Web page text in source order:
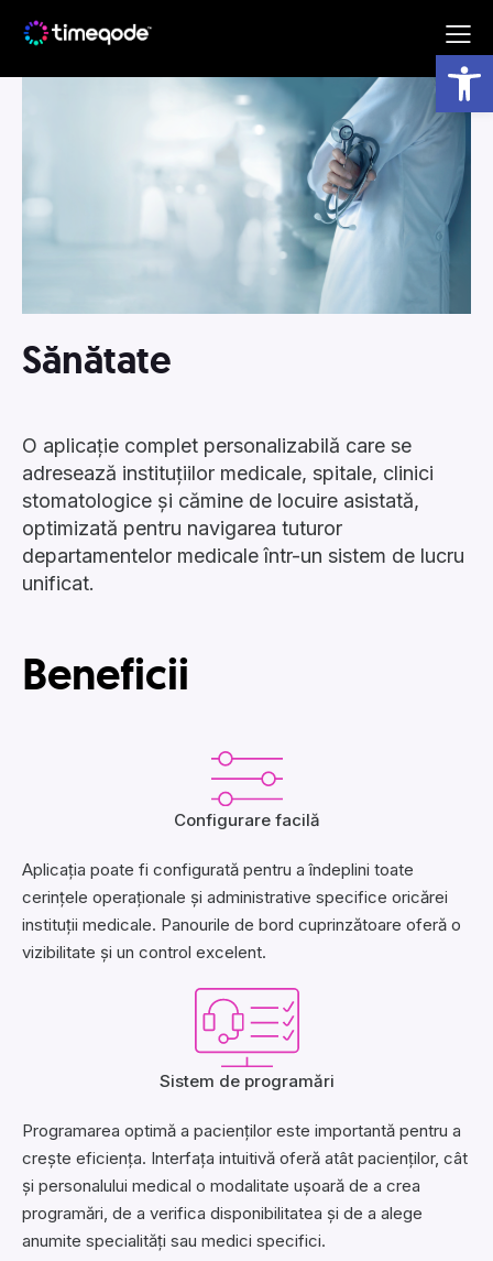
Deschide bara de unelte
Sănătate
O aplicație complet personalizabilă care se
adresează instituțiilor medicale, spitale, clinici
stomatologice și cămine de locuire asistată,
optimizată pentru navigarea tuturor
departamentelor medicale într-un sistem de lucru
unificat.
Beneficii
Configurare facilă
Aplicația poate fi configurată pentru a îndeplini toate
cerințele operaționale și administrative specifice oricărei
instituții medicale. Panourile de bord cuprinzătoare oferă o
vizibilitate și un control excelent.
Sistem de programări
Programarea optimă a pacienților este importantă pentru a
crește eficiența. Interfața intuitivă oferă atât pacienților, cât
și personalului medical o modalitate ușoară de a crea
programări, de a verifica disponibilitatea și de a alege
anumite specialități sau medici specifici.
Abonați-vă la newsletter-ul nostru!
Prin completarea acestui formular sunteți de acord cu